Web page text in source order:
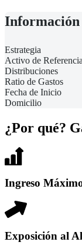
Información
Estrategia
Activo de Referencia
Distribuciones
Ratio de Gastos
Fecha de Inicio
Domicilio
¿Por qué?
Ingreso
Exposición al